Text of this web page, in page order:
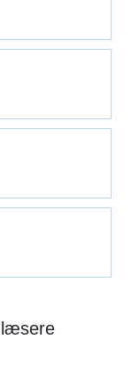
læsere